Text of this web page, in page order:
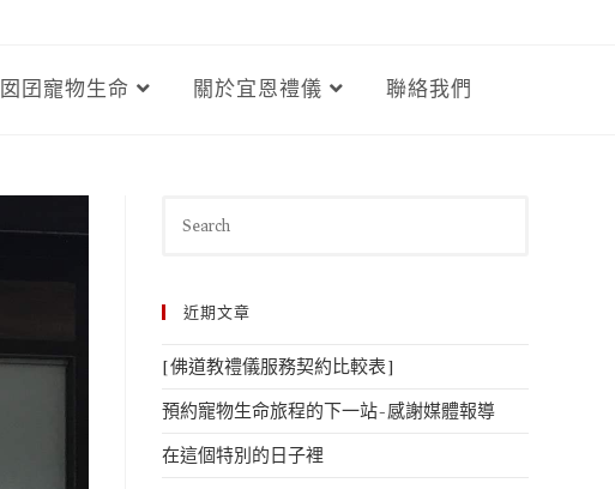
囡囝寵物生命 關於宜恩禮儀 聯絡我們
近期文章
[佛道教禮儀服務契約比較表]
預約寵物生命旅程的下一站-感謝媒體報導
在這個特別的日子裡